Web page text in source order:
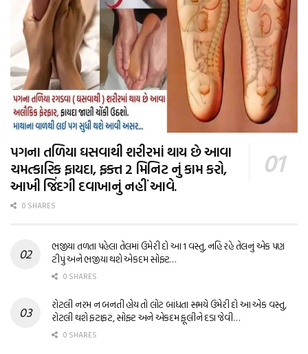
પગના તળિયા ઘસવાથી શરીરમાં થાય છે આવા
ચમત્કારિક ફાયદા, ફક્ત 2 મિનિટ નું કામ કરો,
આખી જિંદગી દવાખાનું નહીં આવે.
0 SHARES
ભજીયા તળતા પહેલા તેલમાં ઉમેરી દો આ 1 વસ્તુ, નહિ રહે તેલનું એક પણ
ટીપું અને ભજીયા થશે એકદમ સોફ્ટ…
0 SHARES
રોટલી નરમ ન બનતી હોય તો લોટ બાંધતા સમયે ઉમેરી દો આ એક વસ્તુ,
રોટલી થશે ફટાફટ, સોફ્ટ અને એકદમ ફૂલીને દડા જેવી…
0 SHARES